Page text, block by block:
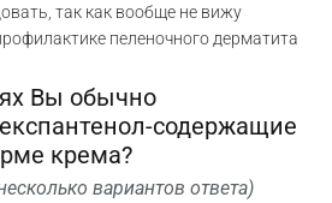
так как вообще не вижу
пеленочного дерматита
Вы обычно
содержащие
крема?
вариантов ответа)